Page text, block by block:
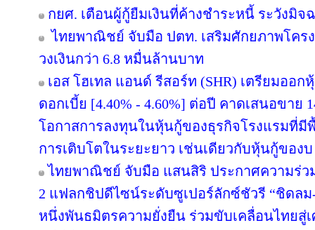
กยศ. เตือนผู้กู้ยืมเงินที่ค้างชำระหนี้ ระวังมิ
ไทยพาณิชย์ จับมือ ปตท. เสริมศักยภาพโคร
วงเงินกว่า 6.8 หมื่นล้านบาท
เอส โฮเทล แอนด์ รีสอร์ท (SHR) เตรียมออ
ดอกเบี้ย [4.40% - 4.60%] ต่อปี คาดเสนอขาย
โอกาสการลงทุนในหุ้นกู้ของธุรกิจโรงแรมที่
การเติบโตในระยะยาว เช่นเดียวกับหุ้นกู้ของบ
ไทยพาณิชย์ จับมือ แสนสิริ ประกาศความร่วม
2 แฟลกชิปดีไซน์ระดับซูเปอร์ลักซ์ชัวรี “ชิดลม
หนึ่งพันธมิตรความยั่งยืน ร่วมขับเคลื่อนไทยสู่